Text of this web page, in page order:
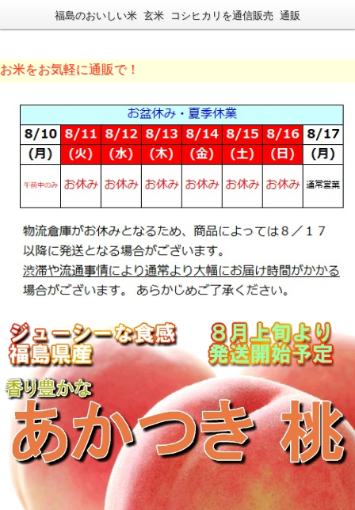
福島のおいしい米 玄米 コシヒカリを通信販売 通販
通販で！